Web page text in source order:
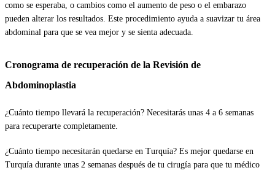
como se esperaba, o cambios como el aumento de peso o el embarazo
pueden alterar los resultados. Este procedimiento ayuda a suavizar tu área
abdominal para que se vea mejor y se sienta adecuada.
Cronograma de recuperación de la Revisión de
Abdominoplastia
¿Cuánto tiempo llevará la recuperación? Necesitarás unas 4 a 6 semanas
para recuperarte completamente.
¿Cuánto tiempo necesitarán quedarse en Turquía? Es mejor quedarse en
Turquía durante unas 2 semanas después de tu cirugía para que tu médico